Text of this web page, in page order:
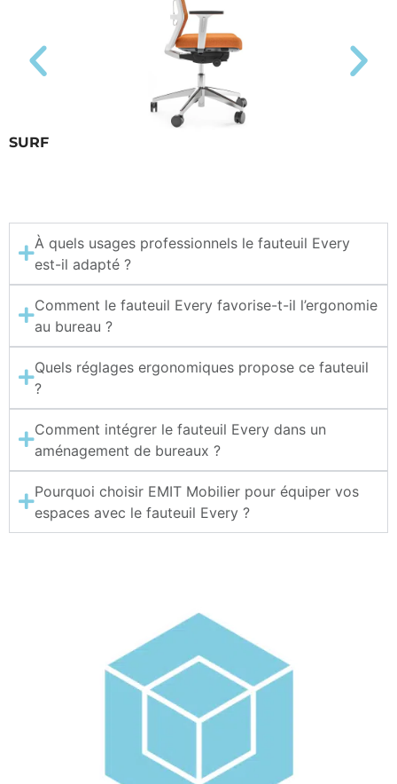
SURF
À quels usages professionnels le fauteuil Every
est-il adapté ?
Comment le fauteuil Every favorise-t-il l’ergonomie
au bureau ?
Quels réglages ergonomiques propose ce fauteuil
?
Comment intégrer le fauteuil Every dans un
aménagement de bureaux ?
Pourquoi choisir EMIT Mobilier pour équiper vos
espaces avec le fauteuil Every ?